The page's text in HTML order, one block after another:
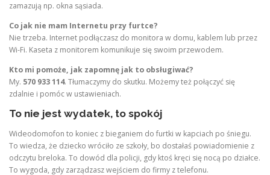
zamazują np. okna sąsiada.
Co jak nie mam Internetu przy furtce?
Nie trzeba. Internet podłączasz do monitora w domu, kablem lub przez
Wi-Fi. Kaseta z monitorem komunikuje się swoim przewodem.
Kto mi pomoże, jak zapomnę jak to obsługiwać?
My. 570 933 114. Tłumaczymy do skutku. Możemy też połączyć się
zdalnie i pomóc w ustawieniach.
To nie jest wydatek, to spokój
Wideodomofon to koniec z bieganiem do furtki w kapciach po śniegu.
To wiedza, że dziecko wróciło ze szkoły, bo dostałaś powiadomienie z
odczytu breloka. To dowód dla policji, gdy ktoś kręci się nocą po działce.
To wygoda, gdy zarządzasz wejściem do firmy z telefonu.